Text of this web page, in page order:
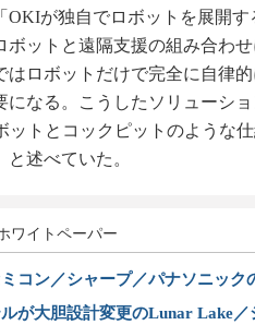
が独自でロボットを展開
ボットと遠隔支援の組み合わ
はロボットだけで完全に自律
になる。こうしたソリューシ
ットとコックピットのような
述べていた。
ワイトペーパー
コン／シャープ／パナソニック
が大胆設計変更のLunar Lake